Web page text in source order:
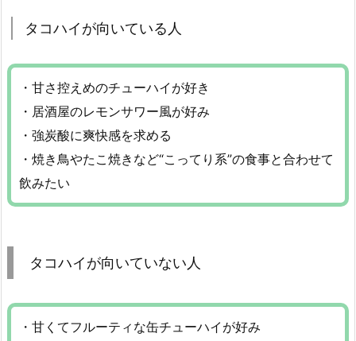
タコハイが向いている人
・甘さ控えめのチューハイが好き
・居酒屋のレモンサワー風が好み
・強炭酸に爽快感を求める
・焼き鳥やたこ焼きなど“こってり系”の食事と合わせて
飲みたい
タコハイが向いていない人
・甘くてフルーティな缶チューハイが好み